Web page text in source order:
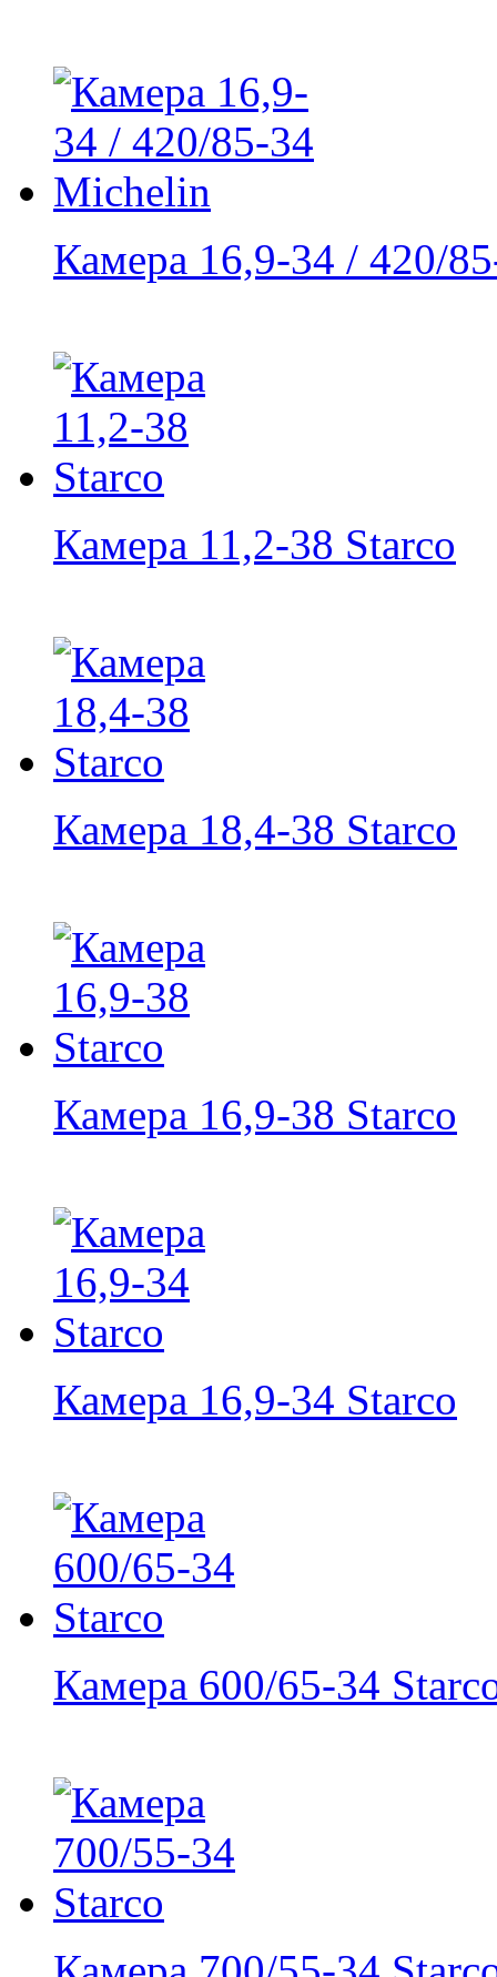
Камера 16,9-34 / 420/
Камера 11,2-38 Starco
Камера 18,4-38 Starco
Камера 16,9-38 Starco
Камера 16,9-34 Starco
Камера 600/65-34